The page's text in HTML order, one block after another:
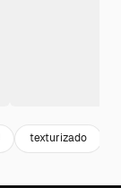
texturizado